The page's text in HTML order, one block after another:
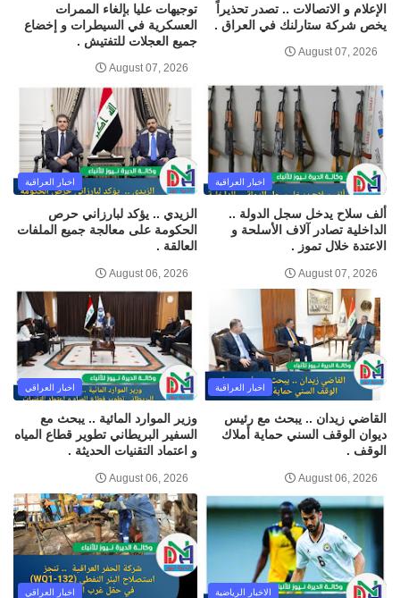
الإعلام و الاتصالات .. تصدر تحذيراً
يخص شركة ستارلنك في العراق .
August 07, 2026
توجيهات عليا بإلغاء الممرات
العسكرية في السيطرات و إخضاع
جميع العجلات للتفتيش .
August 07, 2026
اخبار العراقية
ألف سلاح يدخل سجل الدولة ..
الداخلية تصادر آلاف الأسلحة و
الاعتدة خلال تموز .
August 07, 2026
اخبار العراقية
الزيدي .. يؤكد لبارزاني حرص
الحكومة على معالجة جميع الملفات
العالقة .
August 06, 2026
اخبار العراقية
القاضي زيدان .. يبحث مع رئيس
ديوان الوقف السني حماية أملاك
الوقف .
August 06, 2026
اخبار العراقي
وزير الموارد المائية .. يبحث مع
السفير البريطاني تطوير قطاع المياه
و اعتماد التقنيات الحديثة .
August 06, 2026
الاخبار الرياضية اخبار العراقي